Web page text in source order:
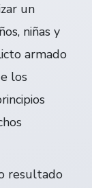
un
niñas y
armado
los
resultado